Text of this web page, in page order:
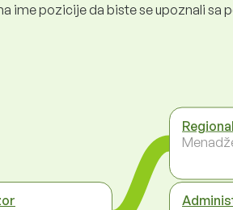
ime pozicije da biste se upoznali sa